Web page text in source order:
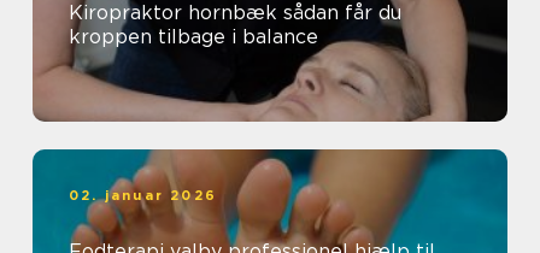
Kiropraktor hornbæk sådan får du
kroppen tilbage i balance
02. januar 2026